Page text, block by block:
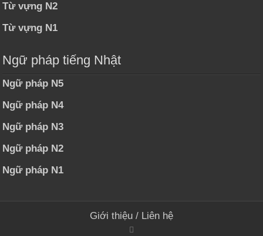
Từ vựng N2
Từ vựng N1
Ngữ pháp tiếng Nhật
Ngữ pháp N5
Ngữ pháp N4
Ngữ pháp N3
Ngữ pháp N2
Ngữ pháp N1
Giới thiệu / Liên hệ